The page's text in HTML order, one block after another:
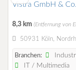
Vistra GmbH &
8,3 km (Entfernung von
50931 Köln,
Branchen:
IT / Multimedia